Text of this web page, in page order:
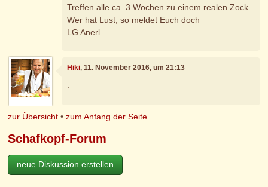
Treffen alle ca. 3 Wochen zu einem realen Zock.
Wer hat Lust, so meldet Euch doch
LG Anerl
Hiki, 11. November 2016, um 21:13
zur Übersicht •zum Anfang der Seite
Schafkopf-Forum
neue Diskussion erstellen